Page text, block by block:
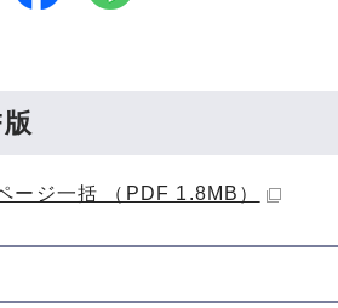
ージ一括 （PDF 1.8MB）